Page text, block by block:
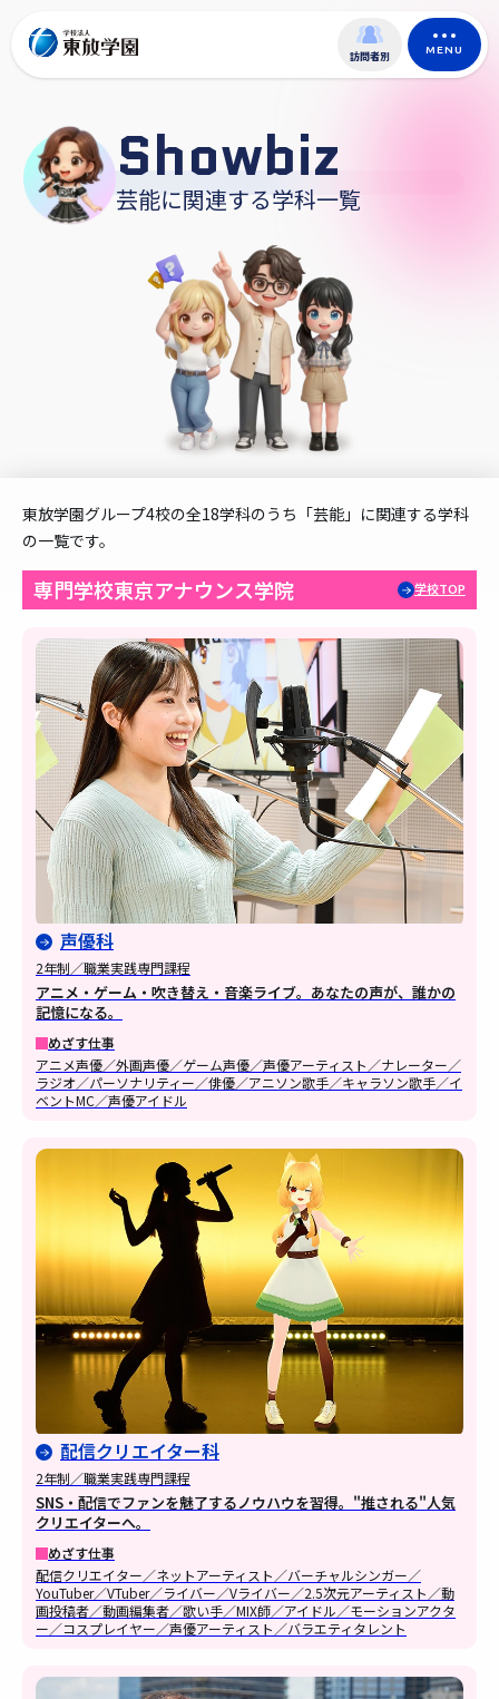
訪問者別 MENU
Showbiz
芸能に関連する学科一覧
東放学園グループ4校の全18学科のうち「芸能」に関連する学科
の一覧です。
専門学校東京アナウンス学院 学校TOP
声優科
2年制／職業実践専門課程
アニメ・ゲーム・吹き替え・音楽ライブ。あなたの声が、誰かの
記憶になる。
めざす仕事
アニメ声優／外画声優／ゲーム声優／声優アーティスト／ナレーター／
ラジオ／パーソナリティー／俳優／アニソン歌手／キャラソン歌手／イ
ベントMC／声優アイドル
配信クリエイター科
2年制／職業実践専門課程
SNS・配信でファンを魅了するノウハウを習得。"推される"人気
クリエイターへ。
めざす仕事
配信クリエイター／ネットアーティスト／バーチャルシンガー／
YouTuber／VTuber／ライバー／Vライバー／2.5次元アーティスト／動
画投稿者／動画編集者／歌い手／MIX師／アイドル／モーションアクタ
ー／コスプレイヤー／声優アーティスト／バラエティタレント